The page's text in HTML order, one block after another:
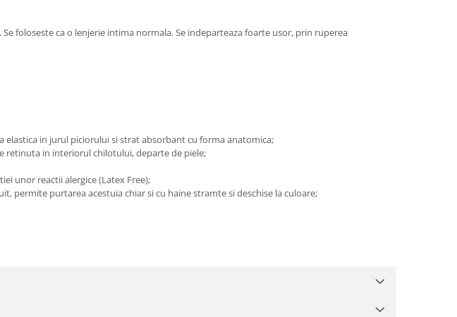
foloseste ca o lenjerie intima normala. Se indeparteaza foarte usor, prin ruperea
in jurul piciorului si strat absorbant cu forma anatomica;
retinuta in interiorul chilotului, departe de piele;
unor reactii alergice (Latex Free);
permite purtarea acestuia chiar si cu haine stramte si deschise la culoare;